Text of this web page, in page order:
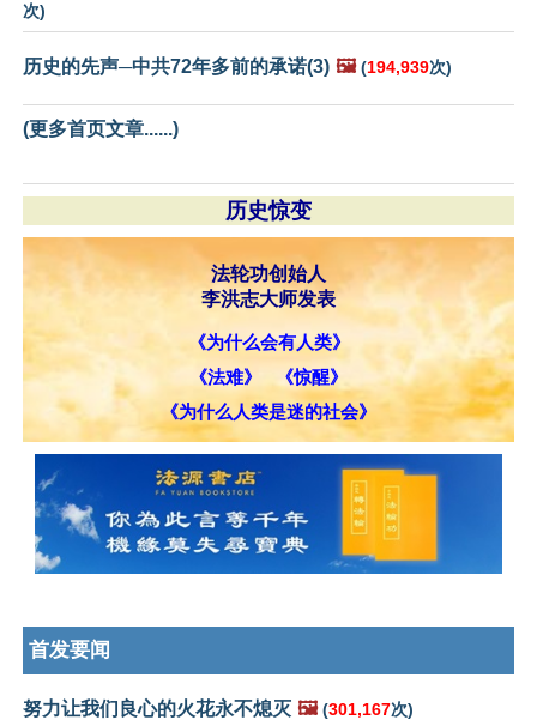
次)
历史的先声─中共72年多前的承诺(3) 🖼️ (194,939次)
(更多首页文章......)
历史惊变
法轮功创始人
李洪志大师发表
《为什么会有人类》
《法难》
《惊醒》
《为什么人类是迷的社会》
首发要闻
努力让我们良心的火花永不熄灭 🖼️ (301,167次)